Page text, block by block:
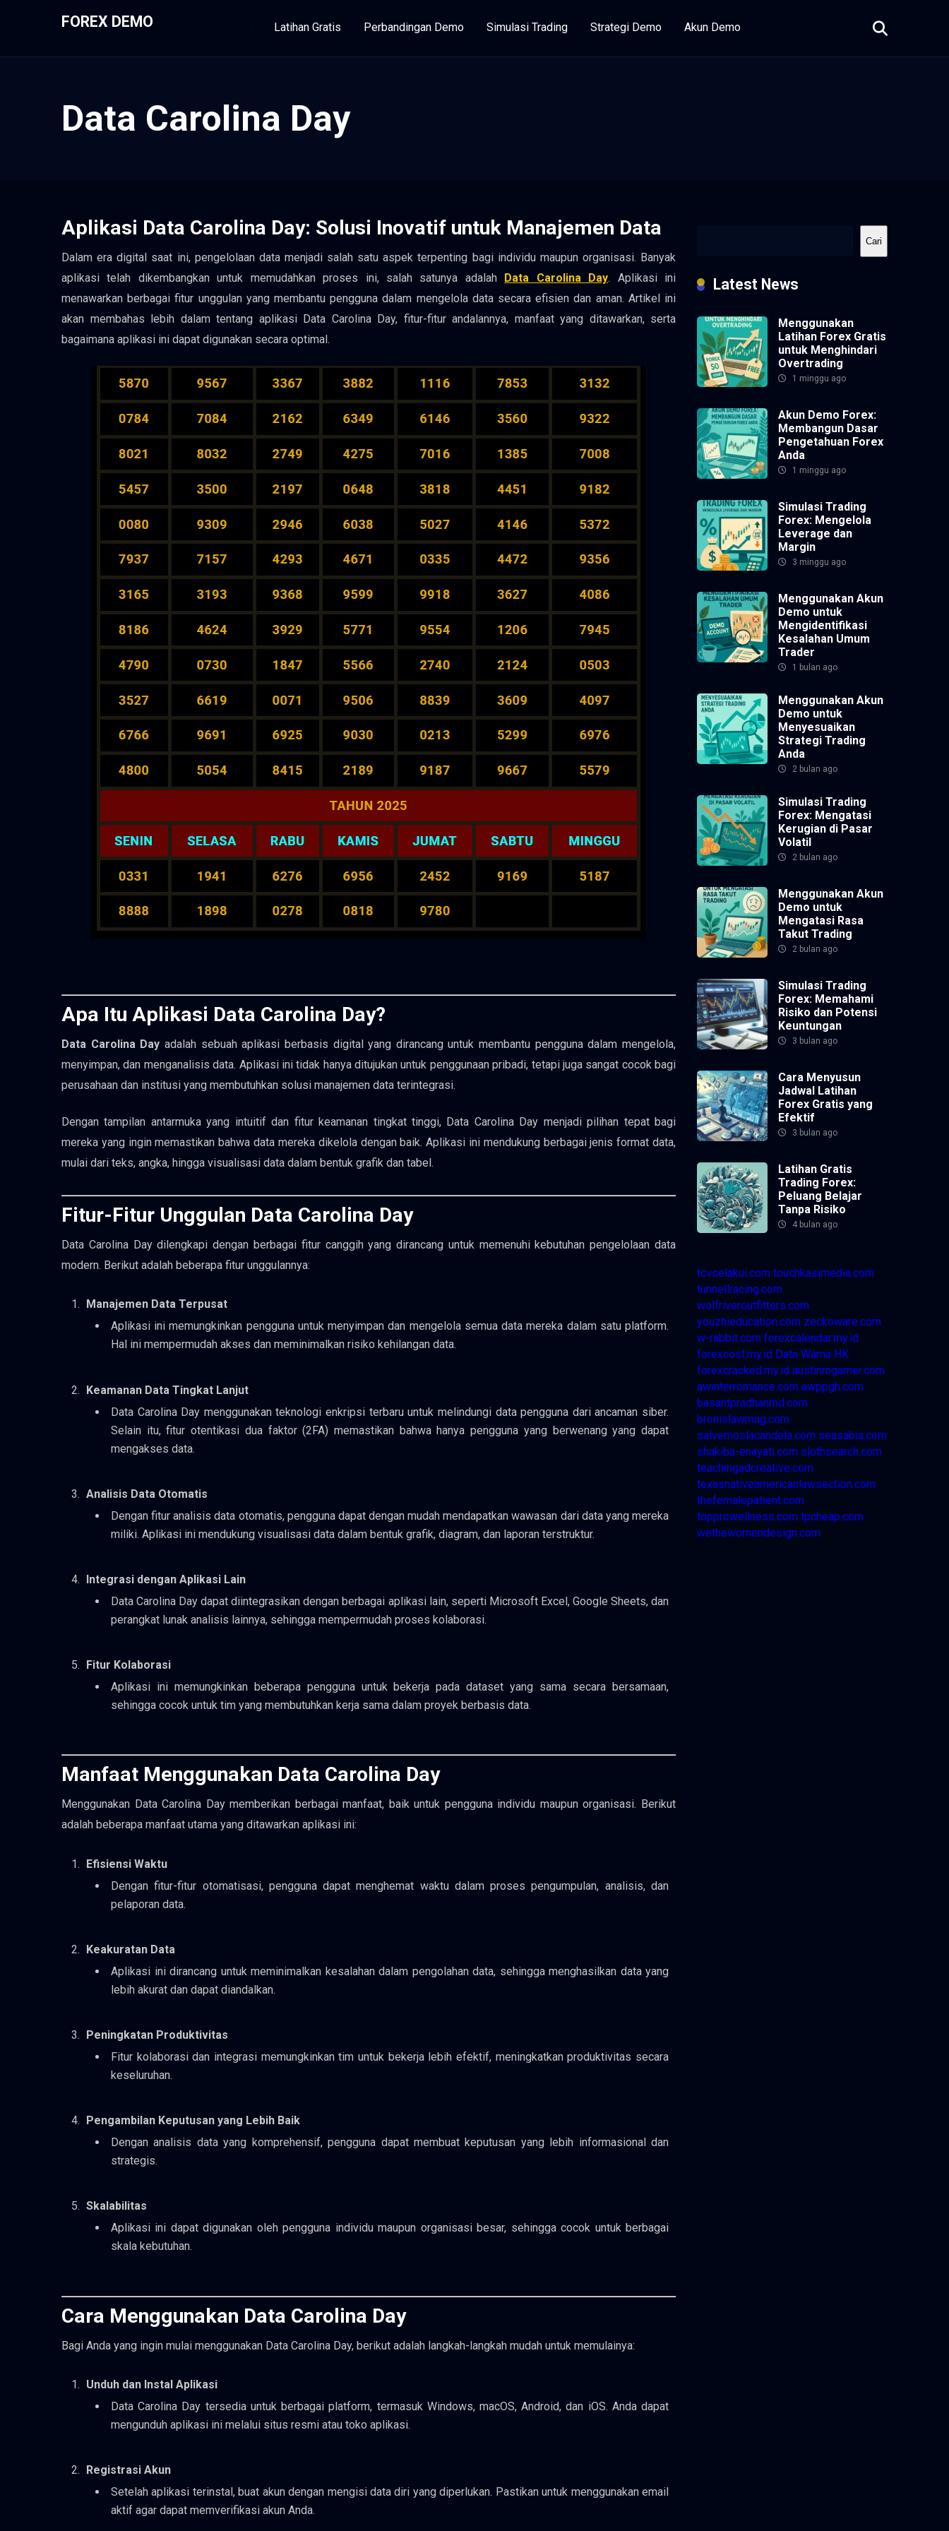
FOREX DEMO Latihan Gratis Perbandingan Demo Simulasi Trading Strategi Demo Akun Demo
Data Carolina Day
Aplikasi Data Carolina Day: Solusi Inovatif untuk Manajemen Data
Dalam era digital saat ini, pengelolaan data menjadi salah satu aspek terpenting bagi individu maupun organisasi. Banyak
aplikasi telah dikembangkan untuk memudahkan proses ini, salah satunya adalah Data Carolina Day. Aplikasi ini
menawarkan berbagai fitur unggulan yang membantu pengguna dalam mengelola data secara efisien dan aman. Artikel ini
akan membahas lebih dalam tentang aplikasi Data Carolina Day, fitur-fitur andalannya, manfaat yang ditawarkan, serta
bagaimana aplikasi ini dapat digunakan secara optimal.
Apa Itu Aplikasi Data Carolina Day?
Data Carolina Day adalah sebuah aplikasi berbasis digital yang dirancang untuk membantu pengguna dalam mengelola,
menyimpan, dan menganalisis data. Aplikasi ini tidak hanya ditujukan untuk penggunaan pribadi, tetapi juga sangat cocok bagi
perusahaan dan institusi yang membutuhkan solusi manajemen data terintegrasi.
Dengan tampilan antarmuka yang intuitif dan fitur keamanan tingkat tinggi, Data Carolina Day menjadi pilihan tepat bagi
mereka yang ingin memastikan bahwa data mereka dikelola dengan baik. Aplikasi ini mendukung berbagai jenis format data,
mulai dari teks, angka, hingga visualisasi data dalam bentuk grafik dan tabel.
Fitur-Fitur Unggulan Data Carolina Day
Data Carolina Day dilengkapi dengan berbagai fitur canggih yang dirancang untuk memenuhi kebutuhan pengelolaan data
modern. Berikut adalah beberapa fitur unggulannya:
Manajemen Data Terpusat
Aplikasi ini memungkinkan pengguna untuk menyimpan dan mengelola semua data mereka dalam satu platform.
Hal ini mempermudah akses dan meminimalkan risiko kehilangan data.
Keamanan Data Tingkat Lanjut
Data Carolina Day menggunakan teknologi enkripsi terbaru untuk melindungi data pengguna dari ancaman siber.
Selain itu, fitur otentikasi dua faktor (2FA) memastikan bahwa hanya pengguna yang berwenang yang dapat
mengakses data.
Analisis Data Otomatis
Dengan fitur analisis data otomatis, pengguna dapat dengan mudah mendapatkan wawasan dari data yang mereka
miliki. Aplikasi ini mendukung visualisasi data dalam bentuk grafik, diagram, dan laporan terstruktur.
Integrasi dengan Aplikasi Lain
Data Carolina Day dapat diintegrasikan dengan berbagai aplikasi lain, seperti Microsoft Excel, Google Sheets, dan
perangkat lunak analisis lainnya, sehingga mempermudah proses kolaborasi.
Fitur Kolaborasi
Aplikasi ini memungkinkan beberapa pengguna untuk bekerja pada dataset yang sama secara bersamaan,
sehingga cocok untuk tim yang membutuhkan kerja sama dalam proyek berbasis data.
Manfaat Menggunakan Data Carolina Day
Menggunakan Data Carolina Day memberikan berbagai manfaat, baik untuk pengguna individu maupun organisasi. Berikut
adalah beberapa manfaat utama yang ditawarkan aplikasi ini:
Efisiensi Waktu
Dengan fitur-fitur otomatisasi, pengguna dapat menghemat waktu dalam proses pengumpulan, analisis, dan
pelaporan data.
Keakuratan Data
Aplikasi ini dirancang untuk meminimalkan kesalahan dalam pengolahan data, sehingga menghasilkan data yang
lebih akurat dan dapat diandalkan.
Peningkatan Produktivitas
Fitur kolaborasi dan integrasi memungkinkan tim untuk bekerja lebih efektif, meningkatkan produktivitas secara
keseluruhan.
Pengambilan Keputusan yang Lebih Baik
Dengan analisis data yang komprehensif, pengguna dapat membuat keputusan yang lebih informasional dan
strategis.
Skalabilitas
Aplikasi ini dapat digunakan oleh pengguna individu maupun organisasi besar, sehingga cocok untuk berbagai
skala kebutuhan.
Cara Menggunakan Data Carolina Day
Bagi Anda yang ingin mulai menggunakan Data Carolina Day, berikut adalah langkah-langkah mudah untuk memulainya:
Unduh dan Instal Aplikasi
Data Carolina Day tersedia untuk berbagai platform, termasuk Windows, macOS, Android, dan iOS. Anda dapat
mengunduh aplikasi ini melalui situs resmi atau toko aplikasi.
Registrasi Akun
Setelah aplikasi terinstal, buat akun dengan mengisi data diri yang diperlukan. Pastikan untuk menggunakan email
aktif agar dapat memverifikasi akun Anda.
Cari
Latest News
Menggunakan
Latihan Forex Gratis
untuk Menghindari
Overtrading
1 minggu ago
Akun Demo Forex:
Membangun Dasar
Pengetahuan Forex
Anda
1 minggu ago
Simulasi Trading
Forex: Mengelola
Leverage dan
Margin
3 minggu ago
Menggunakan Akun
Demo untuk
Mengidentifikasi
Kesalahan Umum
Trader
1 bulan ago
Menggunakan Akun
Demo untuk
Menyesuaikan
Strategi Trading
Anda
2 bulan ago
Simulasi Trading
Forex: Mengatasi
Kerugian di Pasar
Volatil
2 bulan ago
Menggunakan Akun
Demo untuk
Mengatasi Rasa
Takut Trading
2 bulan ago
Simulasi Trading
Forex: Memahami
Risiko dan Potensi
Keuntungan
3 bulan ago
Cara Menyusun
Jadwal Latihan
Forex Gratis yang
Efektif
3 bulan ago
Latihan Gratis
Trading Forex:
Peluang Belajar
Tanpa Risiko
4 bulan ago
tcvselakui.com touchkasimedia.com
tunnellracing.com
wolfriveroutfitters.com
youzhieducation.com zeckoware.com
w-rabbit.com forexcalendar.my.id
forexcost.my.id Data Warna HK
forexcracked.my.id austinmgarner.com
awinterromance.com awppgh.com
basantpradhanmd.com
bronislawmag.com
salvemoslacandela.com seasabia.com
shakiba-enayati.com slothsearch.com
teachingadcreative.com
texasnativeamericanlawsection.com
thefemalepatient.com
topprowellness.com tpcheap.com
wethewomendesign.com